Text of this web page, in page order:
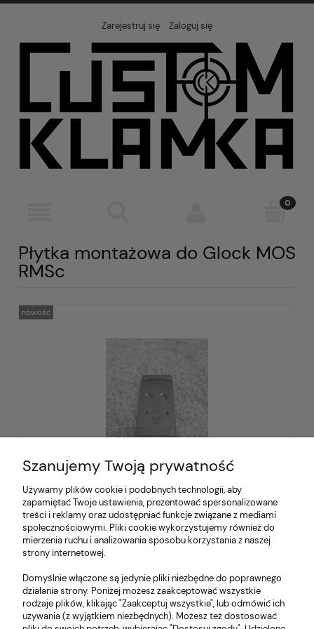
Zarejestruj się Zaloguj się
Płytka montażowa do Glock MOS
RMSc
Płytka montażowa Glock MOS RMSc
powiadom o dostępności
nowość
Szanujemy Twoją prywatność
Używamy plików cookie i podobnych technologii, aby
zapamiętać Twoje ustawienia, prezentować spersonalizowane
treści i reklamy oraz udostępniać funkcje związane z mediami
społecznościowymi. Pliki cookie wykorzystujemy również do
mierzenia ruchu i analizowania sposobu korzystania z naszej
strony internetowej.
Domyślnie włączone są jedynie pliki niezbędne do poprawnego
działania strony. Poniżej możesz zaakceptować wszystkie
rodzaje plików, klikając "Zaakceptuj wszystkie", lub odmówić ich
używania (z wyjątkiem niezbędnych). Możesz też dostosować